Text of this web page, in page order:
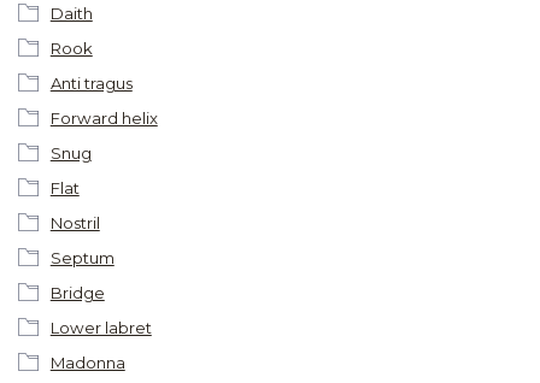
Daith
Rook
Anti tragus
Forward helix
Snug
Flat
Nostril
Septum
Bridge
Lower labret
Madonna